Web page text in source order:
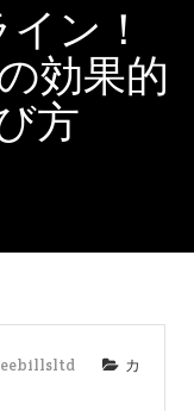
ン！
効果的
方
カ